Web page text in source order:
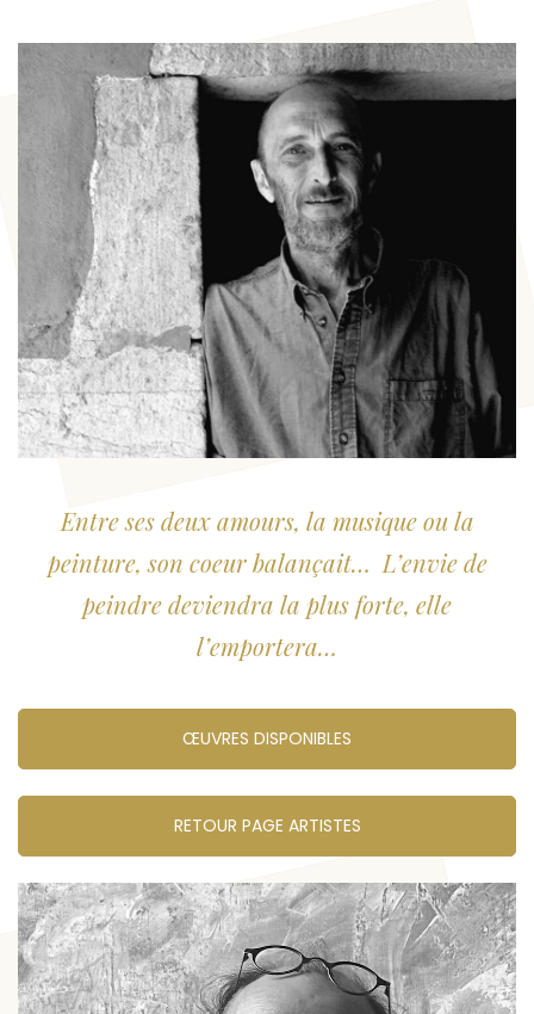
Entre ses deux amours, la musique ou la
peinture, son coeur balançait… L’envie de
peindre deviendra la plus forte, elle
l’emportera…
ŒUVRES DISPONIBLES
RETOUR PAGE ARTISTES